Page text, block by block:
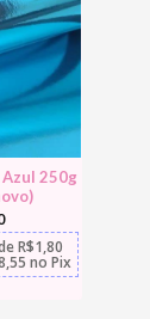
250g
R$1,80
no Pix